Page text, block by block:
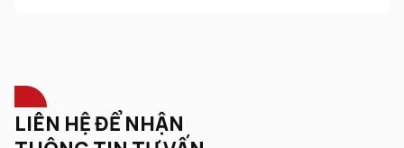
LIÊN HỆ ĐỂ NHẬN